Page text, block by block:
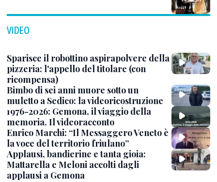
VIDEO
Sparisce il robottino aspirapolvere della
pizzeria: l'appello del titolare (con
ricompensa)
Bimbo di sei anni muore sotto un
muletto a Sedico: la videoricostruzione
1976-2026: Gemona, il viaggio della
memoria. Il videoracconto
Enrico Marchi: “Il Messaggero Veneto è
la voce del territorio friulano”
Applausi, bandierine e tanta gioia:
Mattarella e Meloni accolti dagli
applausi a Gemona